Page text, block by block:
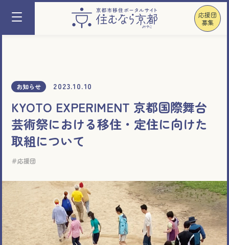
応援団
募集
お知らせ 2023.10.10
KYOTO EXPERIMENT 京都国際舞台
芸術祭における移住・定住に向けた
取組について
応援団